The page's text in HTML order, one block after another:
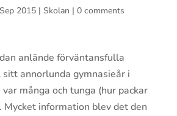
2015| Skolan | 0 comments
anlände förväntansfulla
annorlunda gymnasieår i
många och tunga (hur packar
Mycket information blev det den